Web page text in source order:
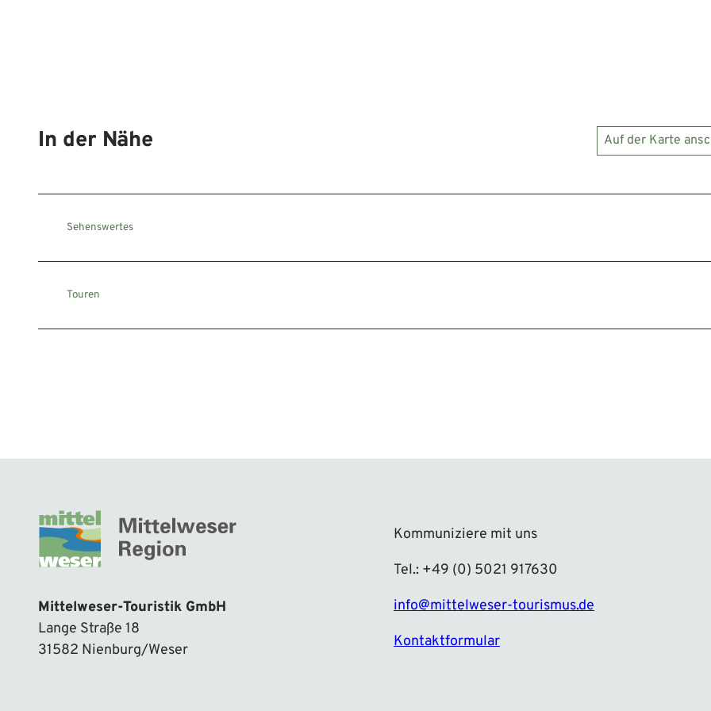
In der Nähe Auf der Karte
Sehenswertes
Touren
Mittelweser-Touristik GmbH
Lange Straße 18
31582 Nienburg/Weser
Kommuniziere mit uns
Tel.: +49 (0) 5021 917630
info@mittelweser-tourismus.de
Kontaktformular